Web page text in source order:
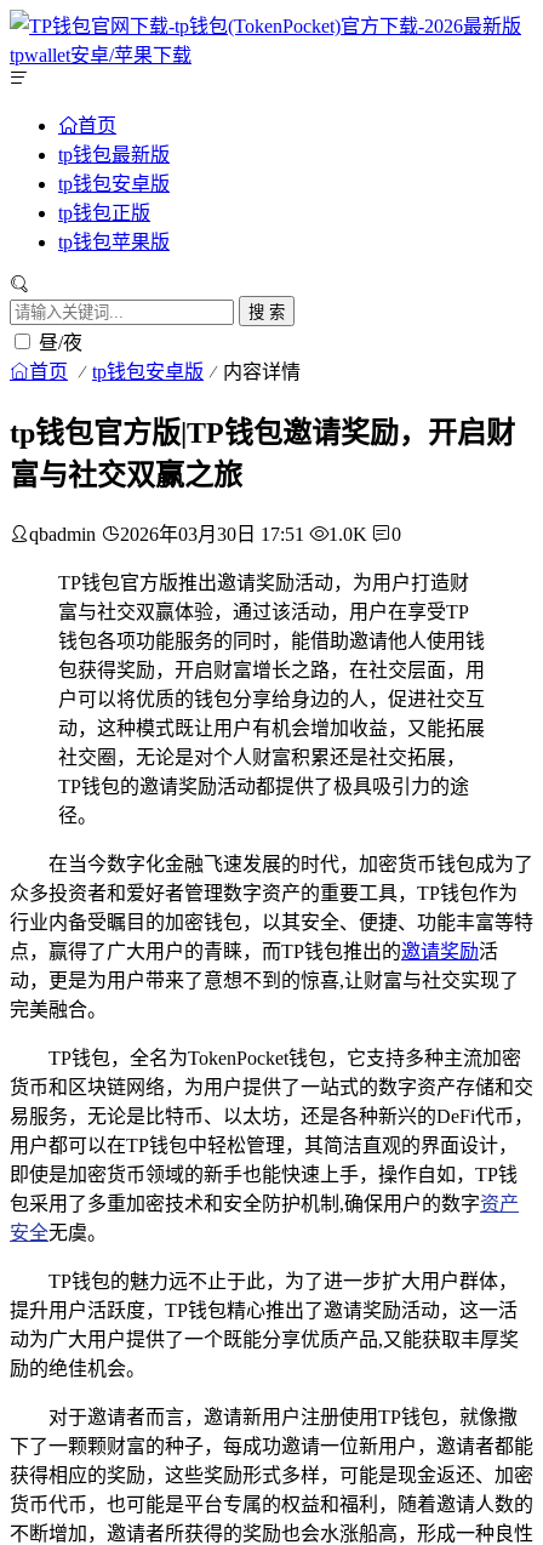
首页
tp钱包最新版
tp钱包安卓版
tp钱包正版
tp钱包苹果版
搜 索
昼/夜
首页 tp钱包安卓版 内容详情
tp钱包官方版|TP钱包邀请奖励，开启财
富与社交双赢之旅
qbadmin 2026年03月30日 17:51 1.0K 0
TP钱包官方版推出邀请奖励活动，为用户打造财
富与社交双赢体验，通过该活动，用户在享受TP
钱包各项功能服务的同时，能借助邀请他人使用钱
包获得奖励，开启财富增长之路，在社交层面，用
户可以将优质的钱包分享给身边的人，促进社交互
动，这种模式既让用户有机会增加收益，又能拓展
社交圈，无论是对个人财富积累还是社交拓展，
TP钱包的邀请奖励活动都提供了极具吸引力的途
径。
在当今数字化金融飞速发展的时代，加密货币钱包成为了
众多投资者和爱好者管理数字资产的重要工具，TP钱包作为
行业内备受瞩目的加密钱包，以其安全、便捷、功能丰富等特
点，赢得了广大用户的青睐，而TP钱包推出的邀请奖励活
动，更是为用户带来了意想不到的惊喜,让财富与社交实现了
完美融合。
TP钱包，全名为TokenPocket钱包，它支持多种主流加密
货币和区块链网络，为用户提供了一站式的数字资产存储和交
易服务，无论是比特币、以太坊，还是各种新兴的DeFi代币，
用户都可以在TP钱包中轻松管理，其简洁直观的界面设计，
即使是加密货币领域的新手也能快速上手，操作自如，TP钱
包采用了多重加密技术和安全防护机制,确保用户的数字资产
安全无虞。
TP钱包的魅力远不止于此，为了进一步扩大用户群体，
提升用户活跃度，TP钱包精心推出了邀请奖励活动，这一活
动为广大用户提供了一个既能分享优质产品,又能获取丰厚奖
励的绝佳机会。
对于邀请者而言，邀请新用户注册使用TP钱包，就像撒
下了一颗颗财富的种子，每成功邀请一位新用户，邀请者都能
获得相应的奖励，这些奖励形式多样，可能是现金返还、加密
货币代币，也可能是平台专属的权益和福利，随着邀请人数的
不断增加，邀请者所获得的奖励也会水涨船高，形成一种良性